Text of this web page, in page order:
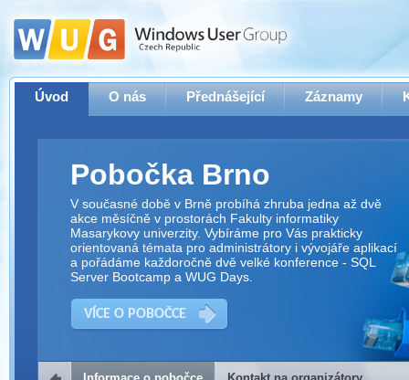
Úvod O nás Přednášející Záznamy
Pobočka Brno
V současné době v Brně probíhá zhruba jedna až dvě
akce měsíčně v prostorách Fakulty informatiky
Masarykovy univerzity. Vybíráme pro Vás prakticky
orientovaná témata pro administrátory i vývojáře aplikací
a pořádáme každoročně dvě velké konference - SQL
Server Bootcamp a WUG Days.
VÍCE O POBOČCE